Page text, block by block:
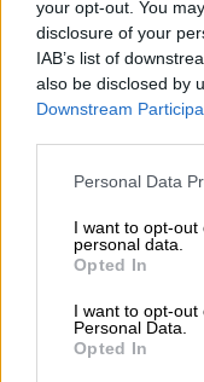
your opt-out. You
disclosure of your
IAB’s list of
also be disclosed by
Downstream
Please note that this
not limited to your
grant or deny
use your data for
consent section.
Personal Data
I want to opt-
personal data.
Opted In
I want to opt-out
Personal Data.
Opted In
ΔΙΑΒΑΣΤΕ
Αθλητισμός|
Λέει ψέματα
Πορτογάλος
ανιχνευτή
παίκτης και να
διεξάγεται,